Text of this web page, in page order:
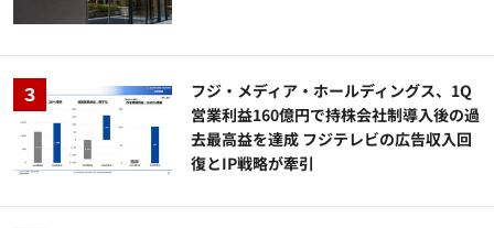
フジ・メディア・ホールディングス、1Q
営業利益160億円で持株会社制導入後の過
去最高益を達成 フジテレビの広告収入回
復とIP戦略が牽引